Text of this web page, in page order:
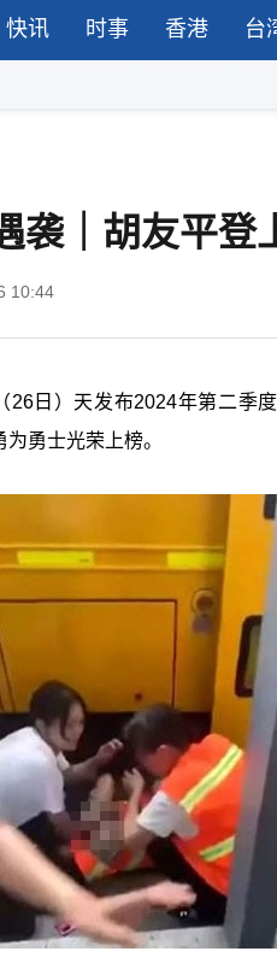
快讯 时事 香港 台
袭｜胡友平登
10:44
26日）天发布2024年第二季
勇士光荣上榜。